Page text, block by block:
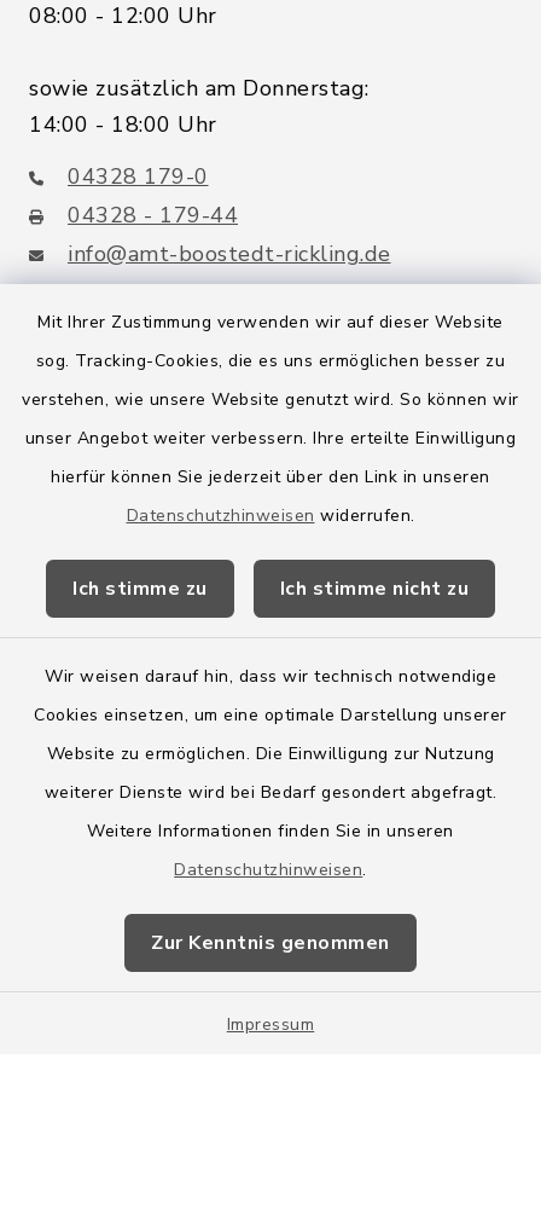
Mit Ihrer Zustimmung verwenden wir auf dieser Website
sog. Tracking-Cookies, die es uns ermöglichen besser zu
verstehen, wie unsere Website genutzt wird. So können wir
unser Angebot weiter verbessern. Ihre erteilte Einwilligung
hierfür können Sie jederzeit über den Link in unseren
Datenschutzhinweisen widerrufen.
Ich stimme zu Ich stimme nicht zu
Wir weisen darauf hin, dass wir technisch notwendige
Cookies einsetzen, um eine optimale Darstellung unserer
Website zu ermöglichen. Die Einwilligung zur Nutzung
weiterer Dienste wird bei Bedarf gesondert abgefragt.
Weitere Informationen finden Sie in unseren
Datenschutzhinweisen.
Zur Kenntnis genommen
Impressum
08:00 - 12:00 Uhr
sowie zusätzlich am Donnerstag:
14:00 - 18:00 Uhr
04328 179-0
04328 - 179-44
info@amt-boostedt-rickling.de
Quicklinks
Amt Boostedt-Rickling
Amtsbroschüre
Wege-Zweckverband
Barrierefreiheit
Impressum
Sitemap